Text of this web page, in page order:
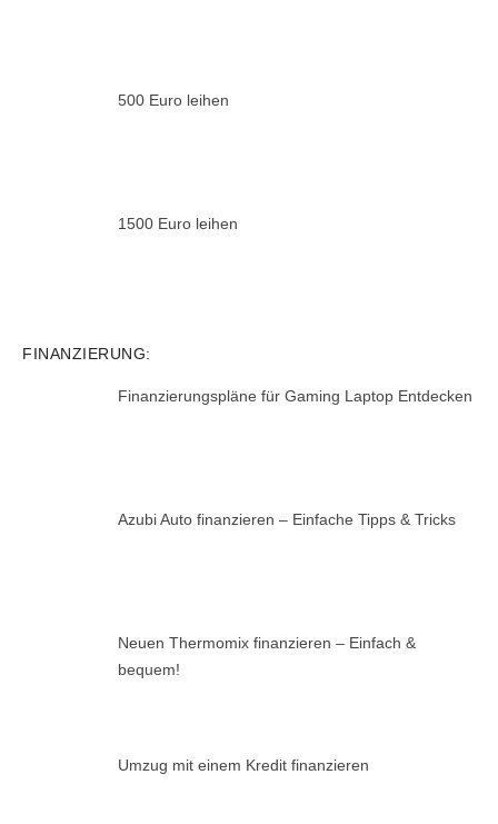
500 Euro leihen
1500 Euro leihen
FINANZIERUNG:
Finanzierungspläne für Gaming Laptop Entdecken
Azubi Auto finanzieren – Einfache Tipps & Tricks
Neuen Thermomix finanzieren – Einfach &
bequem!
Umzug mit einem Kredit finanzieren